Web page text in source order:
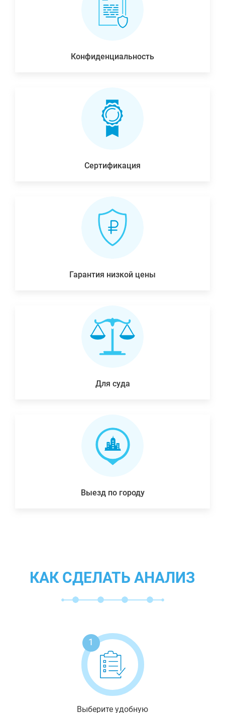
Конфиденциальность
Сертификация
Гарантия низкой цены
Для суда
Выезд по городу
КАК СДЕЛАТЬ АНАЛИЗ
1
Выберите удобную